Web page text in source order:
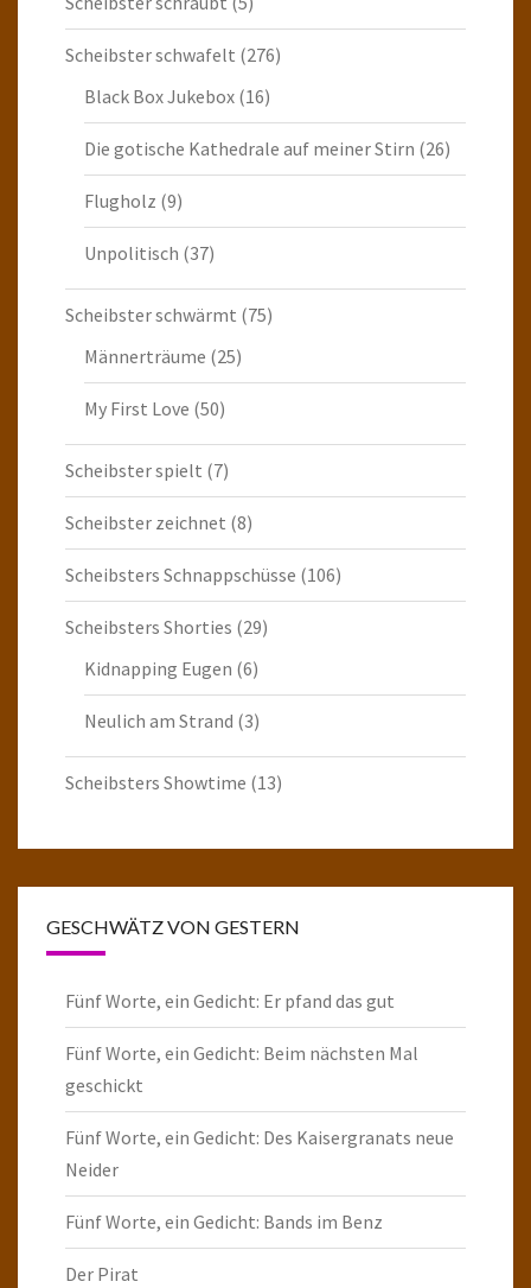
Scheibster schwafelt (276)
Black Box Jukebox (16)
Die gotische Kathedrale auf meiner Stirn (26)
Flugholz (9)
Unpolitisch (37)
Scheibster schwärmt (75)
Männerträume (25)
My First Love (50)
Scheibster spielt (7)
Scheibster zeichnet (8)
Scheibsters Schnappschüsse (106)
Scheibsters Shorties (29)
Kidnapping Eugen (6)
Neulich am Strand (3)
Scheibsters Showtime (13)
GESCHWÄTZ VON GESTERN
Fünf Worte, ein Gedicht: Er pfand das gut
Fünf Worte, ein Gedicht: Beim nächsten Mal
geschickt
Fünf Worte, ein Gedicht: Des Kaisergranats neue
Neider
Fünf Worte, ein Gedicht: Bands im Benz
Der Pirat